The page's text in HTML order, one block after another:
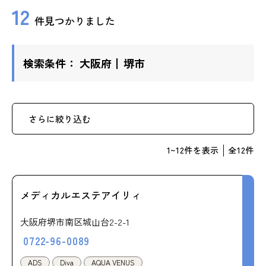
まこも蒸し
12 件見つかりました
検索条件： 大阪府 堺市
さらに絞り込む
1~12件を表示 全12件
メディカルエステアイリィ
大阪府堺市南区城山台2-2-1
0722-96-0089
ADS Diva
AQUA VENUS